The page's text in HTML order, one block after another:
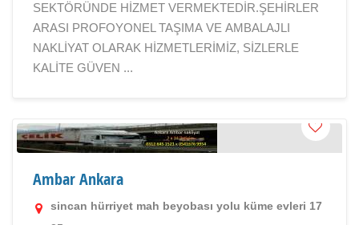
SEKTÖRÜNDE HİZMET VERMEKTEDİR.ŞEHİRLER
ARASI PROFOYONEL TAŞIMA VE AMBALAJLI
NAKLİYAT OLARAK HİZMETLERİMİZ, SİZLERLE
KALİTE GÜVEN ...
Ambar Ankara
sincan hürriyet mah beyobası yolu küme evleri 17